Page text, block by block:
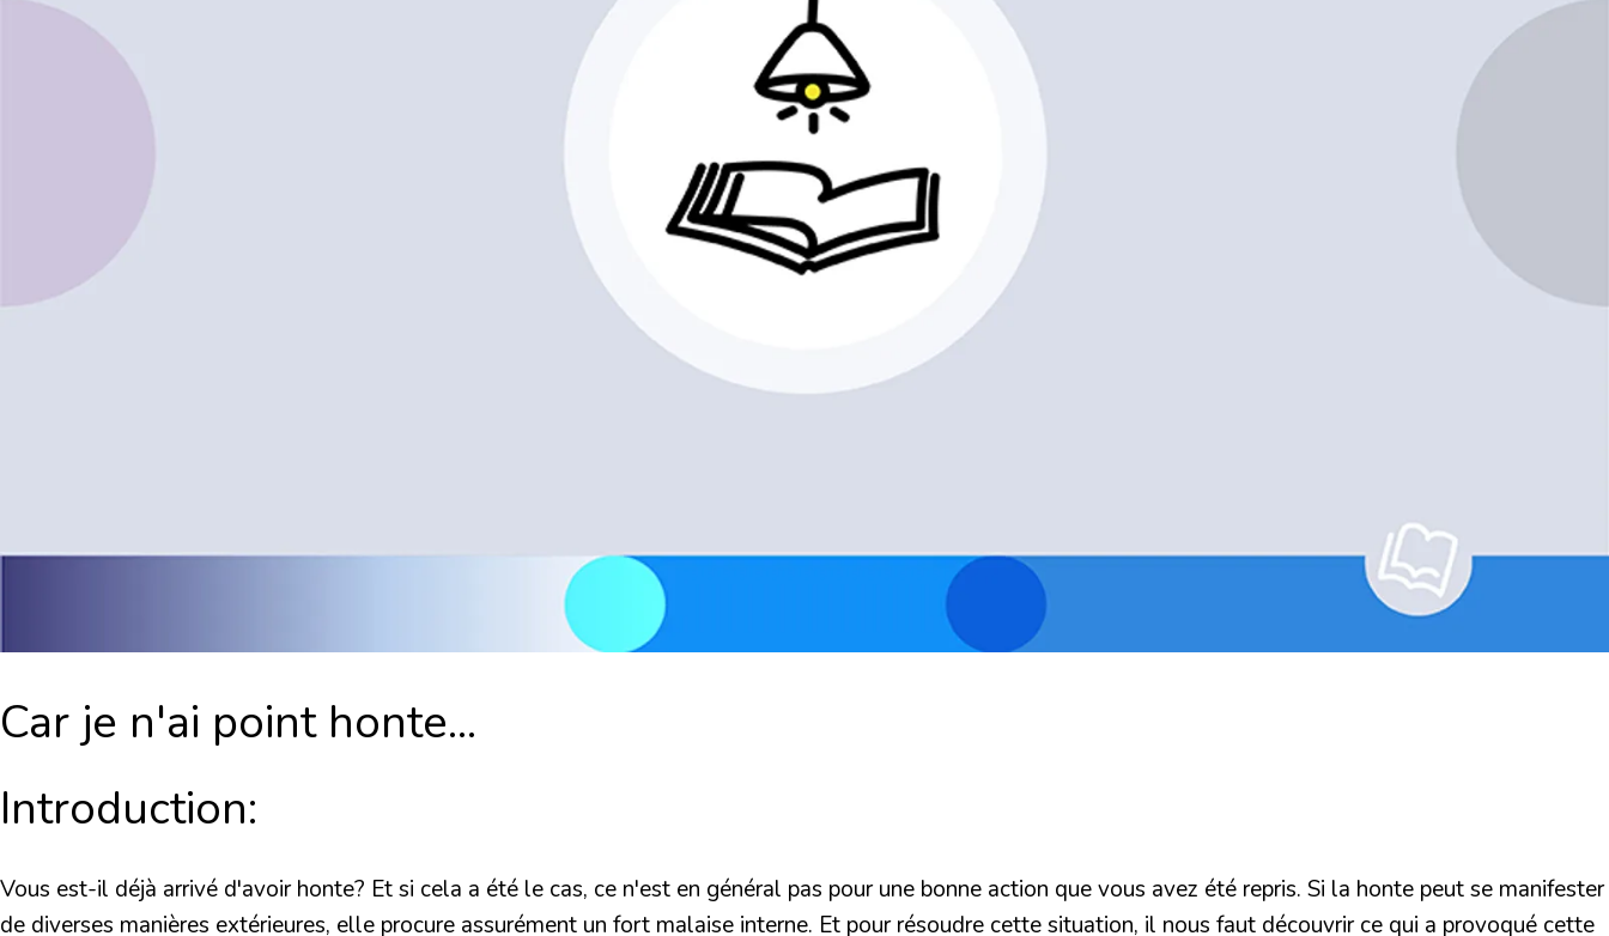
Car je n'ai point honte...
Introduction:
Vous est-il déjà arrivé d'avoir honte? Et si cela a été le cas, ce n'est en général pas pour une bonne action que vous avez été repris. Si la honte peut se manifester
de diverses manières extérieures, elle procure assurément un fort malaise interne. Et pour résoudre cette situation, il nous faut découvrir ce qui a provoqué cette